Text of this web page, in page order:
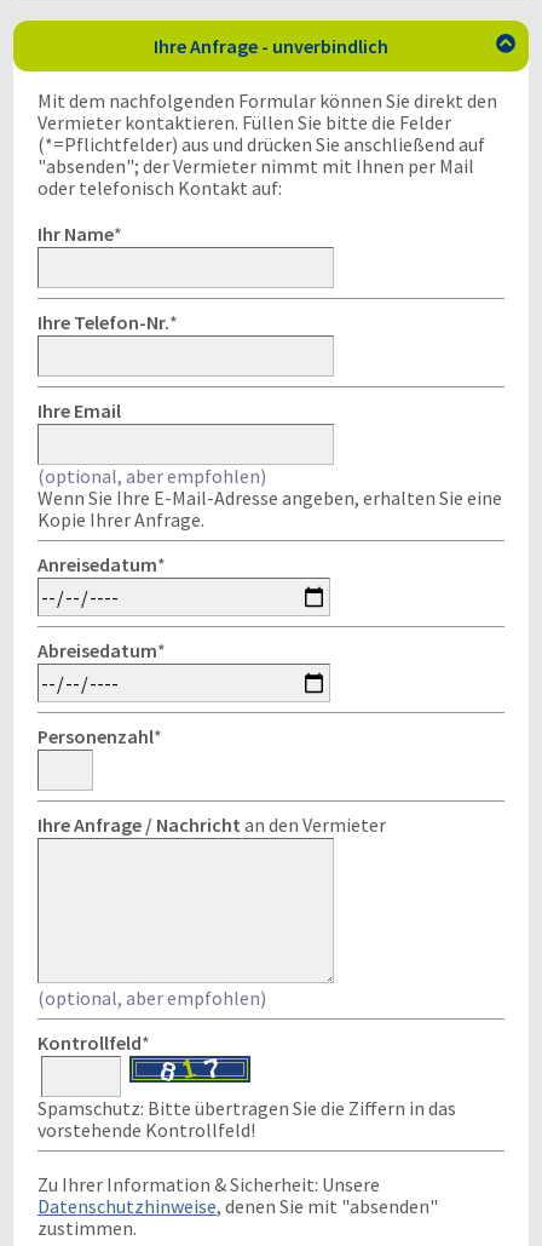
Ihre Anfrage - unverbindlich 
Mit dem nachfolgenden Formular können Sie direkt den
Vermieter kontaktieren. Füllen Sie bitte die Felder
(*=Pflichtfelder) aus und drücken Sie anschließend auf
"absenden"; der Vermieter nimmt mit Ihnen per Mail
oder telefonisch Kontakt auf:
Ihr Name*
Ihre Telefon-Nr.*
Ihre Email
(optional, aber empfohlen)
Wenn Sie Ihre E-Mail-Adresse angeben, erhalten Sie eine
Kopie Ihrer Anfrage.
Anreisedatum*
Abreisedatum*
Personenzahl*
Ihre Anfrage / Nachricht an den Vermieter
(optional, aber empfohlen)
Kontrollfeld*
Spamschutz: Bitte übertragen Sie die Ziffern in das
vorstehende Kontrollfeld!
Zu Ihrer Information & Sicherheit: Unsere
Datenschutzhinweise, denen Sie mit "absenden"
zustimmen.